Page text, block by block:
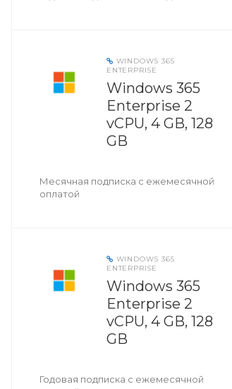
WINDOWS 365
ENTERPRISE
Windows 365
Enterprise 2
vCPU, 4 GB, 128
GB
Месячная подписка с ежемесячной
оплатой
WINDOWS 365
ENTERPRISE
Windows 365
Enterprise 2
vCPU, 4 GB, 128
GB
Годовая подписка с ежемесячной